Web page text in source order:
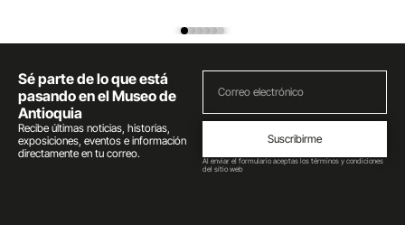
Sé parte de lo que está
pasando en el Museo de
Antioquia
Recibe últimas noticias, historias,
exposiciones, eventos e información
directamente en tu correo.
Suscribirme
Al enviar el formulario aceptas los términos y condiciones
del sitio web